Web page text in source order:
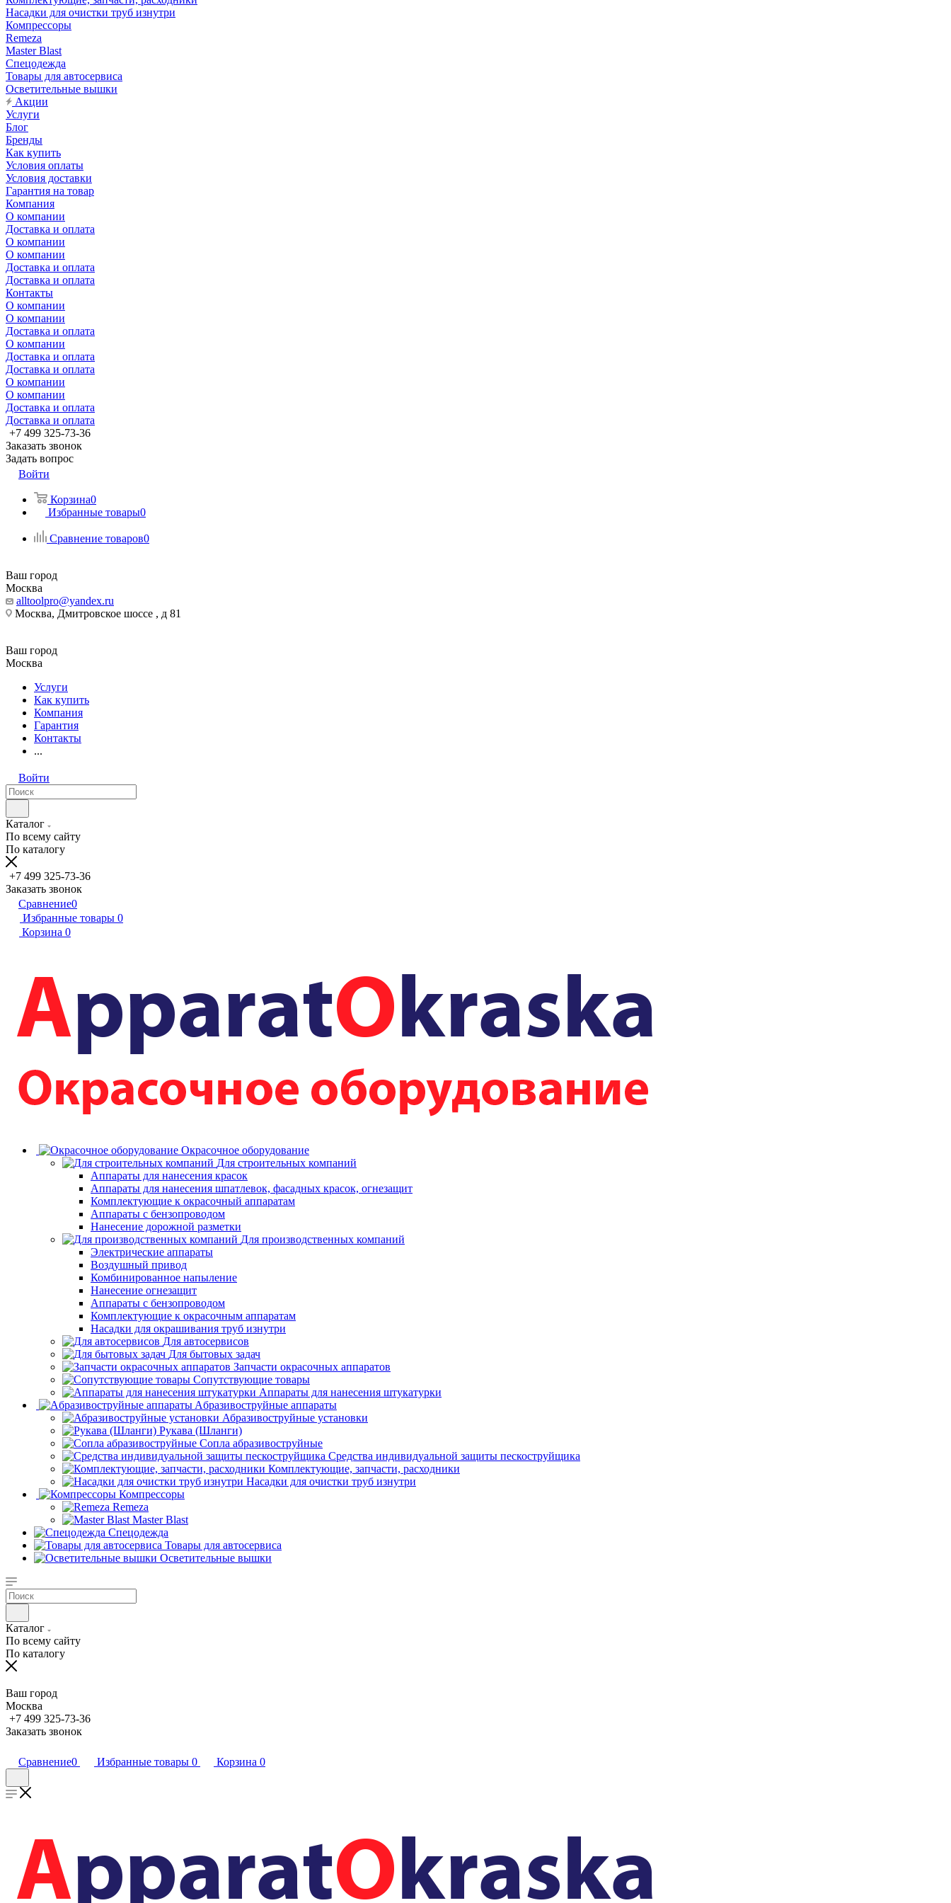
Насадки для очистки труб изнутри
Компрессоры
Remeza
Master Blast
Спецодежда
Товары для автосервиса
Осветительные вышки
Акции
Услуги
Блог
Бренды
Как купить
Условия оплаты
Условия доставки
Гарантия на товар
Компания
О компании
Доставка и оплата
О компании
О компании
Доставка и оплата
Доставка и оплата
Контакты
О компании
О компании
Доставка и оплата
О компании
Доставка и оплата
Доставка и оплата
О компании
О компании
Доставка и оплата
Доставка и оплата
+7 499 325-73-36
Заказать звонок
Задать вопрос
Войти
Корзина0
Избранные товары0
Сравнение товаров0
Ваш город
Москва
alltoolpro@yandex.ru
Москва, Дмитровское шоссе , д 81
Ваш город
Москва
Услуги
Как купить
Компания
Гарантия
Контакты
...
Войти
Каталог
По всему сайту
По каталогу
+7 499 325-73-36
Заказать звонок
Сравнение0
Избранные товары 0
Корзина 0
Окрасочное оборудование
Для строительных компаний
Аппараты для нанесения красок
Аппараты для нанесения шпатлевок, фасадных красок, огнезащит
Комплектующие к окрасочный аппаратам
Аппараты с бензопроводом
Нанесение дорожной разметки
Для производственных компаний
Электрические аппараты
Воздушный привод
Комбинированное напыление
Нанесение огнезащит
Аппараты с бензопроводом
Комплектующие к окрасочным аппаратам
Насадки для окрашивания труб изнутри
Для автосервисов
Для бытовых задач
Запчасти окрасочных аппаратов
Сопутствующие товары
Аппараты для нанесения штукатурки
Aбразивоструйные аппараты
Абразивоструйные установки
Рукава (Шланги)
Сопла абразивоструйные
Средства индивидуальной защиты пескоструйщика
Комплектующие, запчасти, расходники
Насадки для очистки труб изнутри
Компрессоры
Remeza
Master Blast
Спецодежда
Товары для автосервиса
Осветительные вышки
Каталог
По всему сайту
По каталогу
Ваш город
Москва
+7 499 325-73-36
Заказать звонок
Сравнение0 Избранные товары 0 Корзина 0